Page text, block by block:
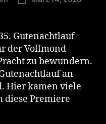
Gutenachtlauf
der Vollmond
zu bewundern.
an
Hier kamen viele
diese Premiere